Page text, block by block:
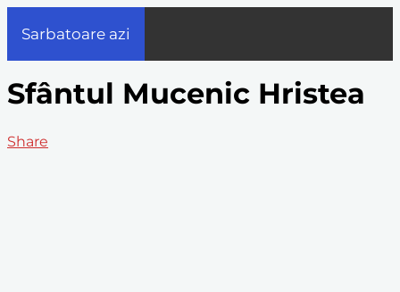
Sarbatoare azi
Sfântul Mucenic Hristea
Share